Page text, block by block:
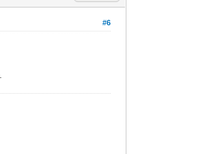
#6